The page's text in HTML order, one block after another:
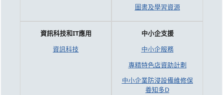
圖書及學習資源
資訊科技和IT應用
資訊科技
中小企支援
中小企服務
專精特色店資助計劃
中小企業防浸設備維修保
養知多D